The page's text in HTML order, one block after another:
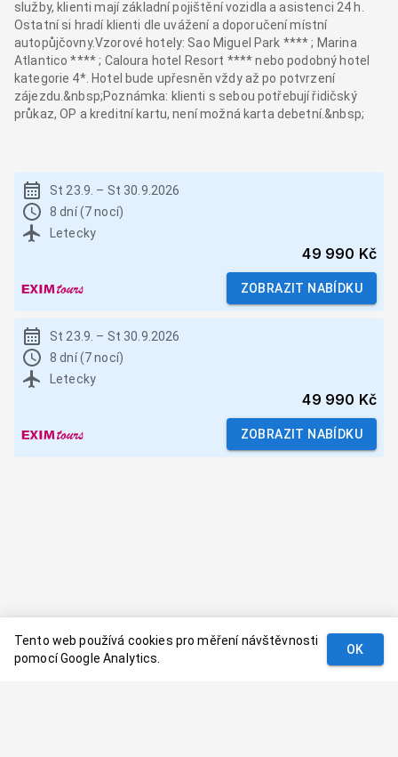
služby, klienti mají základní pojištění vozidla a asistenci 24 h.
Ostatní si hradí klienti dle uvážení a doporučení místní
autopůjčovny.Vzorové hotely: Sao Miguel Park **** ; Marina
Atlantico **** ; Caloura hotel Resort **** nebo podobný hotel
kategorie 4*. Hotel bude upřesněn vždy až po potvrzení
zájezdu.&nbsp;Poznámka: klienti s sebou potřebují řidičský
průkaz, OP a kreditní kartu, není možná karta debetní.&nbsp;
St 23.9. – St 30.9.2026
8 dní (7 nocí)
Letecky
49 990 Kč
ZOBRAZIT NABÍDKU
St 23.9. – St 30.9.2026
8 dní (7 nocí)
Letecky
49 990 Kč
ZOBRAZIT NABÍDKU
Tento web používá cookies pro měření návštěvnosti
pomocí Google Analytics.
OK